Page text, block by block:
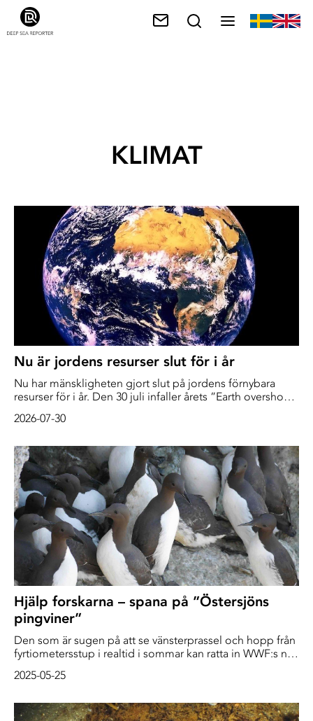
KLIMAT
Nu är jordens resurser slut för i år
Nu har mänskligheten gjort slut på jordens förnybara
resurser för i år. Den 30 juli infaller årets ”Earth overshoot
procent snabbare än vad jordens ekosystem kan
jordklot, enligt organisationen Global Footprint Network
som gör mätningarna. […]
2026-07-30
Hjälp forskarna – spana på ”Östersjöns
pingviner”
Den som är sugen på att se vänsterprassel och hopp från
fyrtiometersstup i realtid i sommar kan ratta in WWF:s nya
säger Mathilda Karlsson på WWF.
2025-05-25